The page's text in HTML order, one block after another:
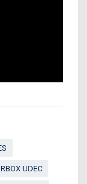
UDEC